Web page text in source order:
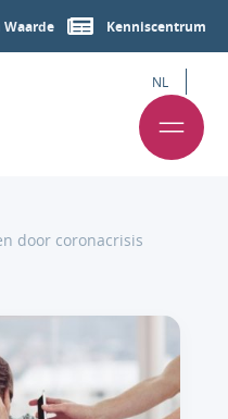
Kenniscentrum
NL
door coronacrisis